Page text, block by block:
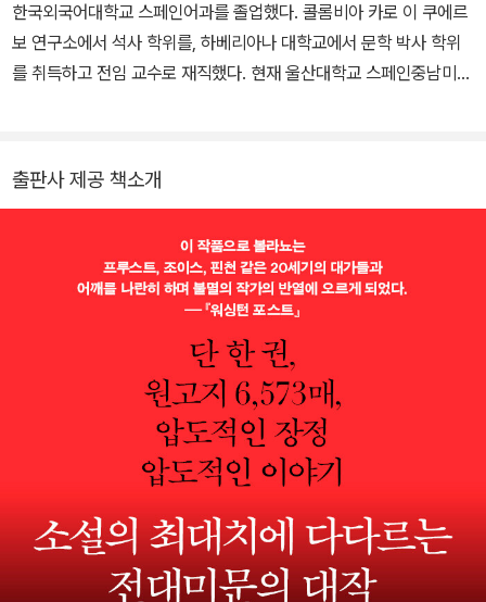
미가 보이지 않는다. 경찰은 경호원으로 일하던 랄로 쿠라라는 청년
을 영입한다.
5부 「아르킴볼디에 관하여」: 잠수하는 것을 유독 좋아하는 키 큰 금발
가 보리스 안스키의 일기를 계기로 작가가 되기로 결심한다. 그의 필
명은 <베노 폰 아르킴볼디>다.
설을 펴냈고, 각종 문학상을 휩쓸며 <볼라뇨 전염병>을 퍼뜨렸다. 특
히 1998년 발표한 방대한 소설 『야만스러운 탐정들』로 라틴 아메리
카의 노벨 문학상이라 불리는 로물로 가예고스상을 수상하면서 더 이
뇨 필생의 역작이자 전례 없는 <메가 소설>로서 스페인과 칠레, 미국
의 문학상을 휩쓸었다. 그의 작품에서는 범죄, 죽음, 창녀의 삶과 같은
어둠의 세계와 볼라뇨 삶의 본령이었던 문학 또는 문학가들에 관한
이야기, 그리고 암담했던 라틴 아메리카의 정치적 상황에 관한 통렬
한 성찰이 끝없이 펼쳐진다. 그의 글은 사실과 허구가 절묘하게 중첩
임없이 웃음을 자아낸다. 그 외 작품으로는 장편소설 『먼 별』(1996),
『부적』(1999), 『칠레의 밤』(2000), 단편집인 『전화』(1997), 『살인
창녀들』(2001), 『참을 수 없는 가우초』(2003), 시집 『낭만적인 개
한국외국어대학교 스페인어과를 졸업했다. 콜롬비아 카로 이 쿠에르
보 연구소에서 석사 학위를, 하베리아나 대학교에서 문학 박사 학위
를 취득하고 전임 교수로 재직했다. 현재 울산대학교 스페인중남미학
《썩은 잎》, 《내 슬픈 창녀들의 추억》, 《모렐의 발명》, 《천사의 게임》,
지 않았다》, 《족장의 가을》, 《청부 살인자의 성모》 등이 있다. 제11회
한국문학번역상을 수상했다.
출판사 제공 책소개